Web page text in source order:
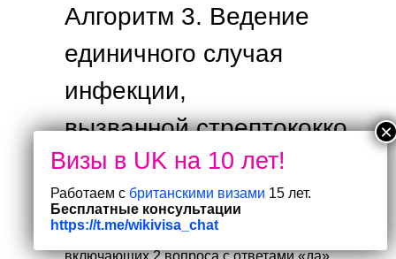
Алгоритм 3. Ведение
единичного случая
инфекции,
вызваннойстрептококко
м группы А,в условиях
дома престарелых.
Алгоритм 3 состоит из 12 шагов,
включающих 2 вопроса с ответами «да»
Работаем с британскими визами 15 лет.
Бесплатные консультации
https://t.me/wikivisa_chat